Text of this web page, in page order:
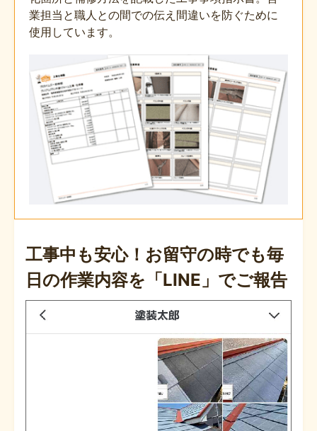
業担当と職人との間での伝え間違いを防ぐために
使用しています。
工事中も安心！お留守の時でも毎
日の作業内容を「LINE」でご報告